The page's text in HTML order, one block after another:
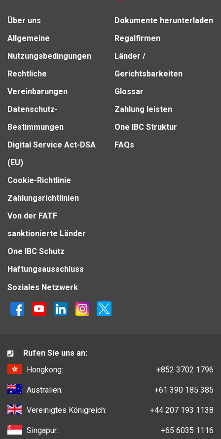
Über uns
Allgemeine
Nutzungsbedingungen
Rechtliche
Vereinbarungen
Datenschutz-
Bestimmungen
Digital Service Act-DSA
(EU)
Cookie-Richtlinie
Zahlungsrichtlinien
Von der FATF
sanktionierte Länder
One IBC Schutz
Haftungsausschluss
Dokumente herunterladen
Regalfirmen
Länder /
Gerichtsbarkeiten
Glossar
Zahlung leisten
One IBC Struktur
FAQs
Soziales Netzwerk
Rufen Sie uns an:
Hongkong:
+852 3702 1796
Australien: +61 390 185 385
Vereinigtes Königreich: +44 207 193 1138
Singapur: +65 6035 1116